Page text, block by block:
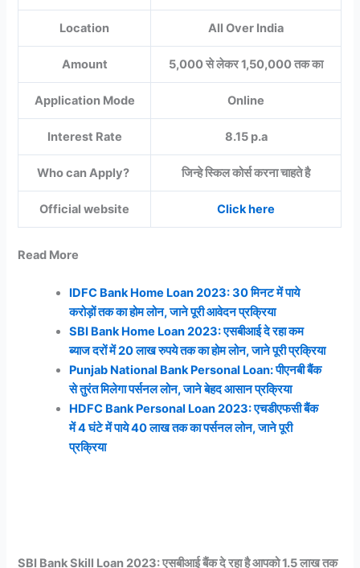
Location All Over India
Amount 5,000 से लेकर 1,50,000 तक का
Application Mode Online
Interest Rate 8.15 p.a
Who can Apply? जिन्हे स्किल कोर्स करना चाहते है
Official website Click here
Read More
IDFC Bank Home Loan 2023: 30 मिनट में पाये
करोड़ों तक का होम लोन, जाने पूरी आवेदन प्रक्रिया
SBI Bank Home Loan 2023: एसबीआई दे रहा कम
ब्याज दरों में 20 लाख रुपये तक का होम लोन, जाने पूरी प्रक्रिया
Punjab National Bank Personal Loan: पीएनबी बैंक
से तुरंत मिलेगा पर्सनल लोन, जाने बेहद आसान प्रक्रिया
HDFC Bank Personal Loan 2023: एचडीएफसी बैंक
में 4 घंटे में पाये 40 लाख तक का पर्सनल लोन, जाने पूरी
प्रक्रिया
SBI Bank Skill Loan 2023: एसबीआई बैंक दे रहा है आपको 1.5 लाख तक